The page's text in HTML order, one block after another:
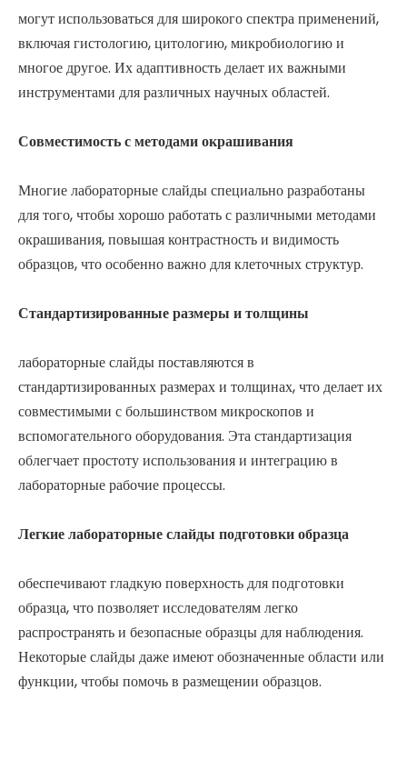
могут использоваться для широкого спектра применений,
включая гистологию, цитологию, микробиологию и
многое другое. Их адаптивность делает их важными
инструментами для различных научных областей.
Совместимость с методами окрашивания
Многие лабораторные слайды специально разработаны
для того, чтобы хорошо работать с различными методами
окрашивания, повышая контрастность и видимость
образцов, что особенно важно для клеточных структур.
Стандартизированные размеры и толщины
лабораторные слайды поставляются в
стандартизированных размерах и толщинах, что делает их
совместимыми с большинством микроскопов и
вспомогательного оборудования. Эта стандартизация
облегчает простоту использования и интеграцию в
лабораторные рабочие процессы.
Легкие лабораторные слайды подготовки образца
обеспечивают гладкую поверхность для подготовки
образца, что позволяет исследователям легко
распространять и безопасные образцы для наблюдения.
Некоторые слайды даже имеют обозначенные области или
функции, чтобы помочь в размещении образцов.